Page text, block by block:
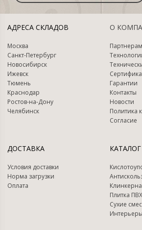
АДРЕСА СКЛАДОВ
Москва
Санкт-Петербург
Новосибирск
Ижевск
Тюмень
Краснодар
Ростов-на-Дону
Челябинск
О
Партнерам
Гарантии
Контакты
Новости
Политика
Согласие
ДОСТАВКА
Условия доставки
Норма загрузки
Оплата
КАТАЛОГ
Плитка ПВХ
Сухие
Интерьеры